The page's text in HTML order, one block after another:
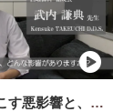
歯周病が引き起こす悪影響と、日頃のケア